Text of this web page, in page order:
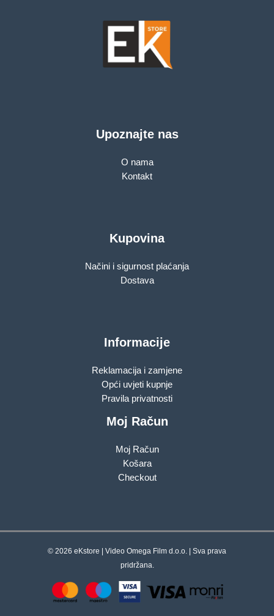
Upoznajte nas
O nama
Kontakt
Kupovina
Načini i sigurnost plaćanja
Dostava
Informacije
Reklamacija i zamjene
Opći uvjeti kupnje
Pravila privatnosti
Moj Račun
Moj Račun
Košara
Checkout
© 2026 eKstore | Video Omega Film d.o.o. | Sva prava
pridržana.